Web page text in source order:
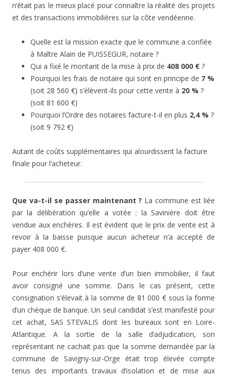
n’était pas le mieux placé pour connaître la réalité des projets
et des transactions immobilières sur la côte vendéenne.
Quelle est la mission exacte que le commune a confiée
à Maître Alain de PUISSEGUR, notaire ?
Qui a fixé le montant de la mise à prix de 408 000 € ?
Pourquoi les frais de notaire qui sont en principe de 7 %
(soit 28 560 €) s’élèvent-ils pour cette vente à 20 % ?
(soit 81 600 €)
Pourquoi l’Ordre des notaires facture-t-il en plus 2,4 % ?
(soit 9 792 €)
Autant de coûts supplémentaires qui alourdissent la facture
finale pour l’acheteur.
Que va-t-il se passer maintenant ? La commune est liée
par la délibération qu’elle a votée : la Savinière doit être
vendue aux enchères. Il est évident que le prix de vente est à
revoir à la baisse puisque aucun acheteur n’a accepté de
payer 408 000 €.
Pour enchérir lors d’une vente d’un bien immobilier, il faut
avoir consigné une somme. Dans le cas présent, cette
consignation s’élevait à la somme de 81 000 € sous la forme
d’un chèque de banque. Un seul candidat s’est manifesté pour
cet achat, SAS STEVALIS dont les bureaux sont en Loire-
Atlantique. A la sortie de la salle d’adjudication, son
représentant ne cachait pas que la somme demandée par la
commune de Savigny-sur-Orge était trop élevée compte
tenus des importants travaux d’isolation et de mise aux